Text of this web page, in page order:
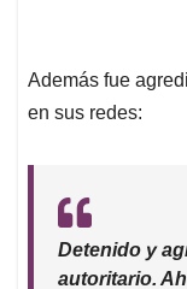
Además fue
en sus redes:
Detenido y
autoritario.